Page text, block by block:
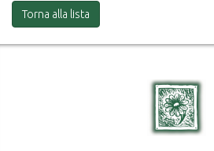
Torna alla lista